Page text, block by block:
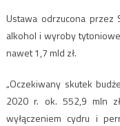
Ustawa odrzucona przez
alkohol i wyroby
nawet 1,7 mld zł.
„Oczekiwany skutek
2020 r. ok. 552,9 mln
wyłączeniem cydru i